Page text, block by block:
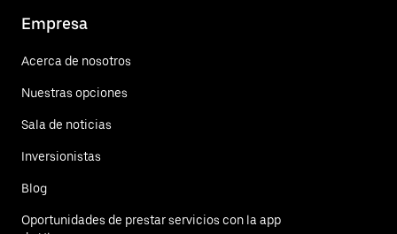
Empresa
Acerca de nosotros
Nuestras opciones
Sala de noticias
Inversionistas
Blog
Oportunidades de prestar servicios con la app